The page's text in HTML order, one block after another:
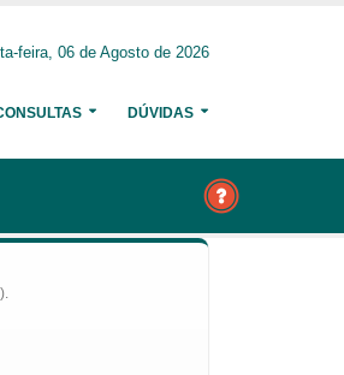
feira, 06 de Agosto de 2026
DÚVIDAS